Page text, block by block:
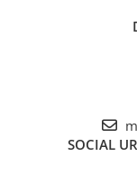
SOCIAL